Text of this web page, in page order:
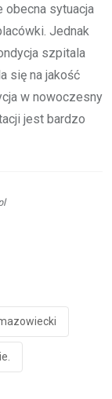
obecna sytuacja
Jednak
szpitala
się na jakość
w nowoczesny
jest bardzo